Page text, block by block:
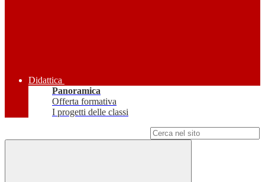
Didattica
Panoramica
Offerta formativa
I progetti delle classi